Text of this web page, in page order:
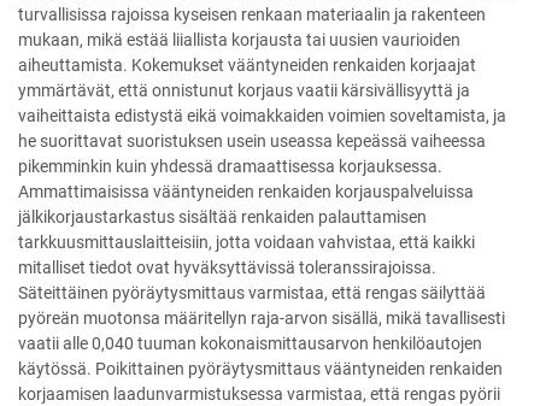
turvallisissa rajoissa kyseisen renkaan materiaalin ja rakenteen
mukaan, mikä estää liiallista korjausta tai uusien vaurioiden
aiheuttamista. Kokemukset vääntyneiden renkaiden korjaajat
ymmärtävät, että onnistunut korjaus vaatii kärsivällisyyttä ja
vaiheittaista edistystä eikä voimakkaiden voimien soveltamista, ja
he suorittavat suoristuksen usein useassa kepeässä vaiheessa
pikemminkin kuin yhdessä dramaattisessa korjauksessa.
Ammattimaisissa vääntyneiden renkaiden korjauspalveluissa
jälkikorjaustarkastus sisältää renkaiden palauttamisen
tarkkuusmittauslaitteisiin, jotta voidaan vahvistaa, että kaikki
mitalliset tiedot ovat hyväksyttävissä toleranssirajoissa.
Säteittäinen pyöräytysmittaus varmistaa, että rengas säilyttää
pyöreän muotonsa määritellyn raja-arvon sisällä, mikä tavallisesti
vaatii alle 0,040 tuuman kokonaismittausarvon henkilöautojen
käytössä. Poikittainen pyöräytysmittaus vääntyneiden renkaiden
korjaamisen laadunvarmistuksessa varmistaa, että rengas pyörii